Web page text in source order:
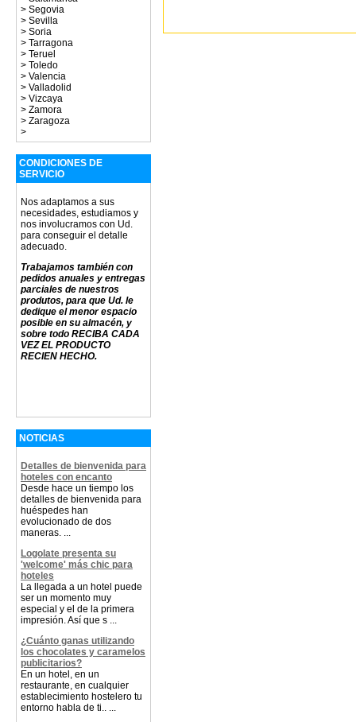
> Segovia
> Sevilla
> Soria
> Tarragona
> Teruel
> Toledo
> Valencia
> Valladolid
> Vizcaya
> Zamora
> Zaragoza
>
CONDICIONES DE
SERVICIO
Nos adaptamos a sus
necesidades, estudiamos y
nos involucramos con Ud.
para conseguir el detalle
adecuado.
Trabajamos también con
pedidos anuales y entregas
parciales de nuestros
produtos, para que Ud. le
dedique el menor espacio
posible en su almacén, y
sobre todo RECIBA CADA
VEZ EL PRODUCTO
RECIEN HECHO.
NOTICIAS
Detalles de bienvenida para
hoteles con encanto
Desde hace un tiempo los
detalles de bienvenida para
huéspedes han
evolucionado de dos
maneras. ...
Logolate presenta su
'welcome' más chic para
hoteles
La llegada a un hotel puede
ser un momento muy
especial y el de la primera
impresión. Así que s ...
¿Cuánto ganas utilizando
los chocolates y caramelos
publicitarios?
En un hotel, en un
restaurante, en cualquier
establecimiento hostelero tu
entorno habla de ti.. ...